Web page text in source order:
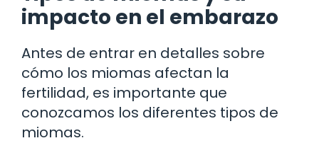
impacto en el embarazo
Antes de entrar en detalles sobre
cómo los miomas afectan la
fertilidad, es importante que
conozcamos los diferentes tipos de
miomas.